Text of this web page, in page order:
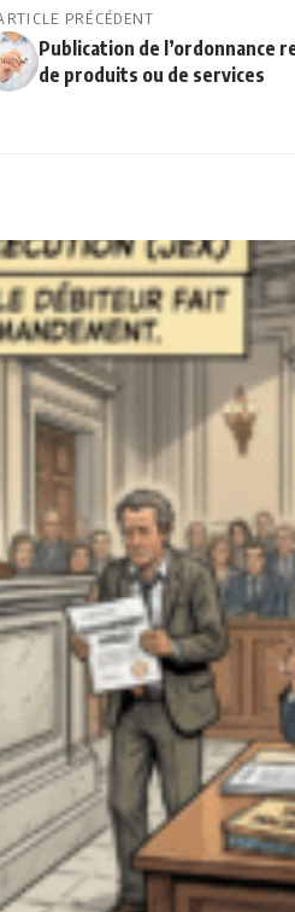
PRÉCÉDENT
Publication de l’ordonnance
de produits ou de services